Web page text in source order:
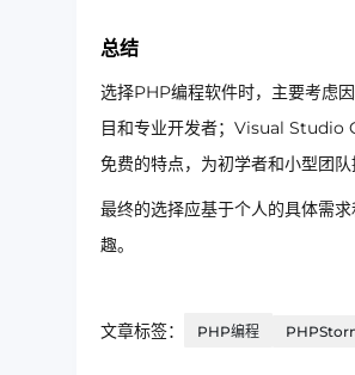
总结
选择PHP编程软件时，主要考虑
目和专业开发者；Visual Studio
免费的特点，为初学者和小型团
最终的选择应基于个人的具体需
趣。
文章标签： PHP编程